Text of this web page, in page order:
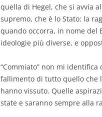
quella di Hegel, che si avvia
supremo, che è lo Stato: la
quando occorra, in nome del
ideologie più diverse, e
“Commiato” non mi
fallimento di tutto quello che
hanno vissuto. Quelle
state e saranno sempre alla